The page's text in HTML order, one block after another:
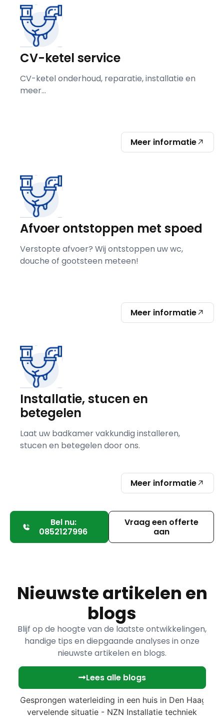
CV-ketel service
CV-ketel onderhoud, reparatie, installatie en
meer...
Meer informatie
Afvoer ontstoppen met spoed
Verstopte afvoer? Wij ontstoppen uw wc,
douche of gootsteen meteen!
Meer informatie
Installatie, stucen en
betegelen
Laat uw badkamer vakkundig installeren,
stucen en betegelen door ons.
Meer informatie
Bel nu:
0852127996
Vraag een offerte
aan
Nieuwste artikelen en
blogs
Blijf op de hoogte van de laatste ontwikkelingen,
handige tips en diepgaande analyses in onze
nieuwste artikelen en blogs.
Lees alle blogs